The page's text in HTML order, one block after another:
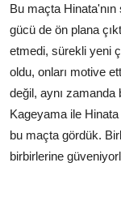
Bu maçta
gücü de ön plana
etmedi, sürekli yeni
oldu, onları motive
değil, aynı zamanda
Kageyama ile
bu maçta gördük.
birbirlerine